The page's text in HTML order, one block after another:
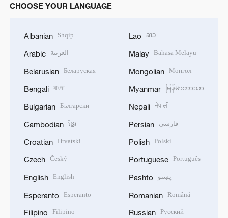
CHOOSE YOUR LANGUAGE
Albanian Shqip
Arabic العربية
Belarusian Беларуская
Bengali বাংলা
Bulgarian Български
Cambodian ខ្មែរ
Croatian Hrvatski
Czech Český
English English
Esperanto Esperanto
Filipino Filipino
Lao ລາວ
Malay Bahasa Melayu
Mongolian Монгол
Myanmar မြန်မာဘာသာ
Nepali नेपाली
Persian فارسی
Polish Polski
Portuguese Português
Pashto پښتو
Romanian Română
Russian Русский